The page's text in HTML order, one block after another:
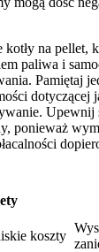
na pellet,
paliwa i
Pamiętaj
dotyczącej
ponieważ
koszty